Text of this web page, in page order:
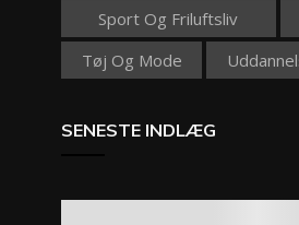
Sport Og Friluftsliv
Tøj Og Mode
SENESTE INDLÆG